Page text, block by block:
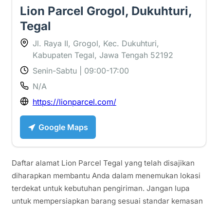
Lion Parcel Grogol, Dukuhturi,
Tegal
Jl. Raya II, Grogol, Kec. Dukuhturi,
Kabupaten Tegal, Jawa Tengah 52192
Senin-Sabtu | 09:00-17:00
N/A
https://lionparcel.com/
Google Maps
Daftar alamat Lion Parcel Tegal yang telah disajikan
diharapkan membantu Anda dalam menemukan lokasi
terdekat untuk kebutuhan pengiriman. Jangan lupa
untuk mempersiapkan barang sesuai standar kemasan